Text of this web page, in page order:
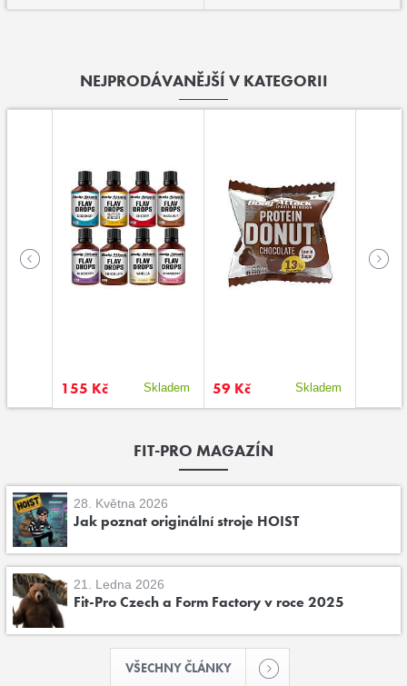
NEJPRODÁVANĚJŠÍ V KATEGORII
155 Kč Skladem 59 Kč Skladem
FIT-PRO MAGAZÍN
28. Května 2026
Jak poznat originální stroje HOIST
21. Ledna 2026
Fit-Pro Czech a Form Factory v roce 2025
VŠECHNY ČLÁNKY